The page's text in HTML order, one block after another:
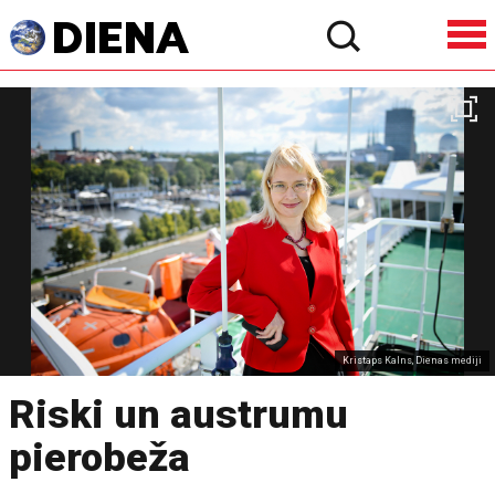
Kristaps Kalns, Dienas mediji
Riski un austrumu
pierobeža